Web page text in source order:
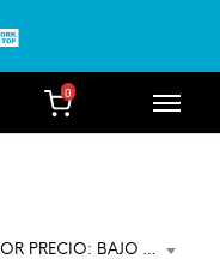
ORDENAR POR PRECIO: BAJO A ALTO
0